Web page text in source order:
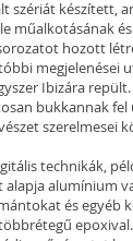
szériát készített,
műalkotásának
hozott
Ibizára
bukkannak fel
szerelmesei
technikák,
alapja alumínium
és egyéb